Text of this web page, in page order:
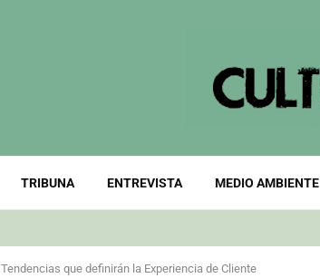
TRIBUNA ENTREVISTA MEDIO AMBIENTE
Tendencias que definirán la Experiencia de Cliente